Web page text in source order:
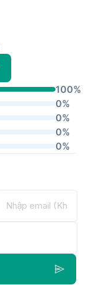
100%
0%
0%
0%
0%